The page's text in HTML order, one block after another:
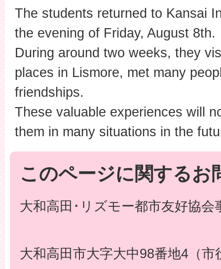
The students returned to Kansai
the evening of Friday, August 8th.
During around two weeks, they
places in Lismore, met many
friendships.
These valuable experiences will
them in many situations in the
このページに関するお
大和高田･リズモー都市友好協会
大和高田市大字大中98番地4（市